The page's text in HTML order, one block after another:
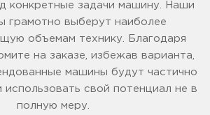
конкретные задачи машину. Наши
грамотно выберут наиболее
объемам технику. Благодаря
на заказе, избежав варианта,
машины будут частично
использовать свой потенциал не в
полную меру.